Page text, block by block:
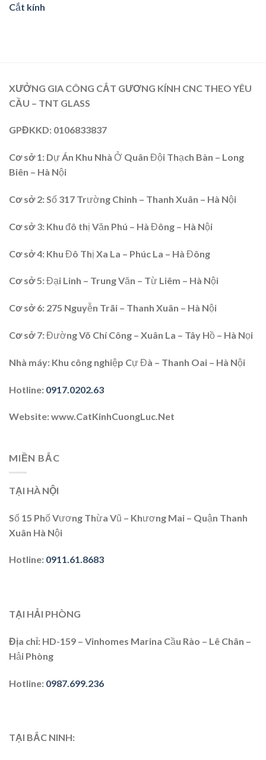
Cắt kính
XƯỞNG GIA CÔNG CẮT GƯƠNG KÍNH CNC THEO YÊU
CẦU – TNT GLASS
GPĐKKD: 0106833837
Cơ sở 1: Dự Án Khu Nhà Ở Quân Đội Thạch Bàn – Long
Biên – Hà Nội
Cơ sở 2: Số 317 Trường Chinh – Thanh Xuân – Hà Nội
Cơ sở 3: Khu đô thị Văn Phú – Hà Đông – Hà Nội
Cơ sở 4: Khu Đô Thị Xa La – Phúc La – Hà Đông
Cơ sở 5:Đại Linh – Trung Văn – Từ Liêm – Hà Nội
Cơ sở 6: 275 Nguyễn Trãi – Thanh Xuân – Hà Nội
Cơ sở 7: Đường Võ Chí Công – Xuân La – Tây Hồ – Hà Nọi
Nhà máy: Khu công nghiệp Cự Đà – Thanh Oai – Hà Nội
Hotline: 0917.0202.63
Website: www.CatKinhCuongLuc.Net
MIỀN BẮC
TẠI HÀ NỘI
Số 15 Phố Vương Thừa Vũ – Khương Mai – Quận Thanh
Xuân Hà Nội
Hotline: 0911.61.8683
TẠI HẢI PHÒNG
Địa chỉ: HD-159 – Vinhomes Marina Cầu Rào – Lê Chân –
Hải Phòng
Hotline: 0987.699.236
TẠI BẮC NINH: